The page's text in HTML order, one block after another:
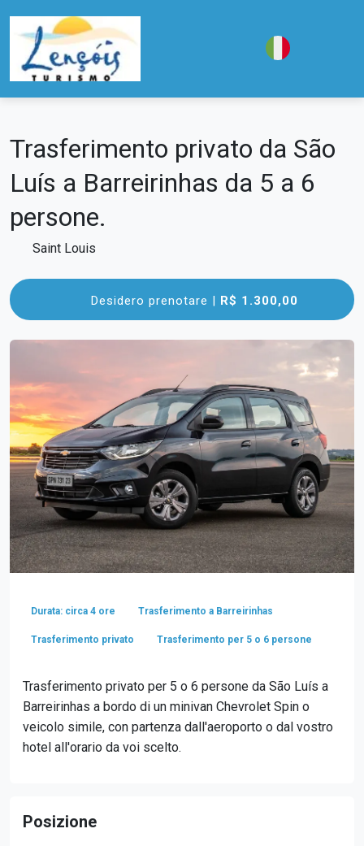
Trasferimento privato da São
Luís a Barreirinhas da 5 a 6
persone.
Saint Louis
Desidero prenotare | R$ 1.300,00
Durata: circa 4 ore Trasferimento a Barreirinhas
Trasferimento privato Trasferimento per 5 o 6 persone
Trasferimento privato per 5 o 6 persone da São Luís a
Barreirinhas a bordo di un minivan Chevrolet Spin o
veicolo simile, con partenza dall'aeroporto o dal vostro
hotel all'orario da voi scelto.
Posizione